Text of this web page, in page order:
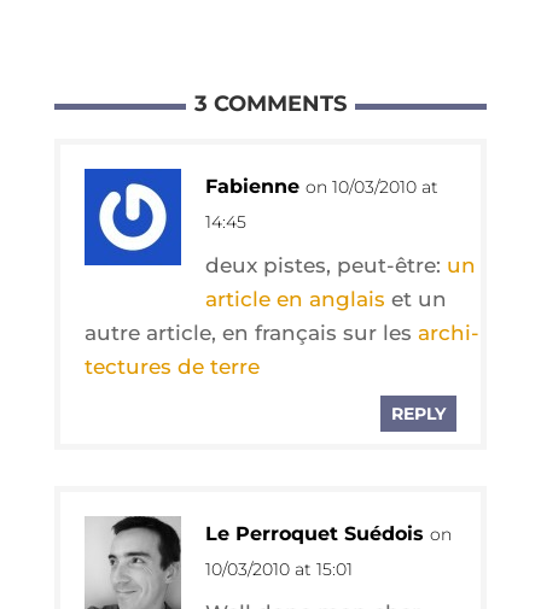
3 COMMENTS
Fabienne on 10/03/2010 at
14:45
deux pistes, peut-être: un
article en anglais et un
autre article, en fran­çais sur les archi­
tec­tures de terre
REPLY
Le Perroquet Suédois on
10/03/2010 at 15:01